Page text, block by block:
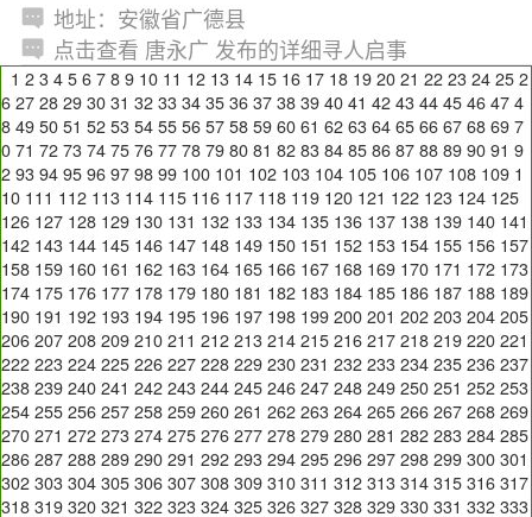
地址：安徽省广德县
点击查看 唐永广 发布的详细寻人启事
1 2 3 4 5 6 7 8 9 10 11 12 13 14 15 16 17 18 19 20 21 22 23 24 25 2
6 27 28 29 30 31 32 33 34 35 36 37 38 39 40 41 42 43 44 45 46 47 4
8 49 50 51 52 53 54 55 56 57 58 59 60 61 62 63 64 65 66 67 68 69 7
0 71 72 73 74 75 76 77 78 79 80 81 82 83 84 85 86 87 88 89 90 91 9
2 93 94 95 96 97 98 99 100 101 102 103 104 105 106 107 108 109 1
10 111 112 113 114 115 116 117 118 119 120 121 122 123 124 125
126 127 128 129 130 131 132 133 134 135 136 137 138 139 140 141
142 143 144 145 146 147 148 149 150 151 152 153 154 155 156 157
158 159 160 161 162 163 164 165 166 167 168 169 170 171 172 173
174 175 176 177 178 179 180 181 182 183 184 185 186 187 188 189
190 191 192 193 194 195 196 197 198 199 200 201 202 203 204 205
206 207 208 209 210 211 212 213 214 215 216 217 218 219 220 221
222 223 224 225 226 227 228 229 230 231 232 233 234 235 236 237
238 239 240 241 242 243 244 245 246 247 248 249 250 251 252 253
254 255 256 257 258 259 260 261 262 263 264 265 266 267 268 269
270 271 272 273 274 275 276 277 278 279 280 281 282 283 284 285
286 287 288 289 290 291 292 293 294 295 296 297 298 299 300 301
302 303 304 305 306 307 308 309 310 311 312 313 314 315 316 317
318 319 320 321 322 323 324 325 326 327 328 329 330 331 332 333